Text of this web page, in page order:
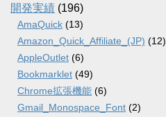
開発実績 (196)
AmaQuick (13)
Amazon_Quick_Affiliate_(JP) (12)
AppleOutlet (6)
Bookmarklet (49)
Chrome拡張機能 (6)
Gmail_Monospace_Font (2)